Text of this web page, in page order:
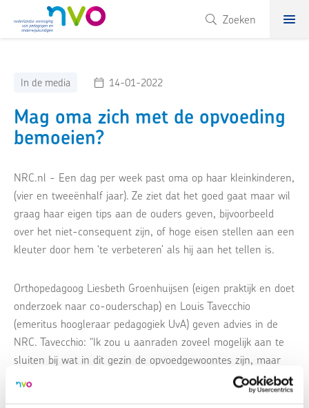
NVO Zoeken
In de media 14-01-2022
Mag oma zich met de opvoeding
bemoeien?
NRC.nl - Een dag per week past oma op haar kleinkinderen,
(vier en tweeënhalf jaar). Ze ziet dat het goed gaat maar wil
graag haar eigen tips aan de ouders geven, bijvoorbeeld
over het niet-consequent zijn, of hoge eisen stellen aan een
kleuter door hem ‘te verbeteren’ als hij aan het tellen is.
Orthopedagoog Liesbeth Groenhuijsen (eigen praktijk en doet
onderzoek naar co-ouderschap) en Louis Tavecchio
(emeritus hoogleraar pedagogiek UvA) geven advies in de
NRC. Tavecchio: “Ik zou u aanraden zoveel mogelijk aan te
sluiten bij wat in dit gezin de opvoedgewoontes zijn, maar
als het te veel van uw eigen opvattingen afwijkt kunt u er
best over praten. Bijvoorbeeld over het niet-consequent zijn: